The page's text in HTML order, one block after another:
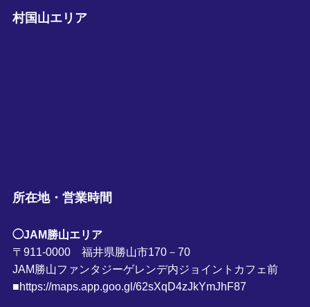
村国山エリア
所在地・営業時間
◯JAM勝山エリア
〒911-0000 福井県勝山市170－70
JAM勝山ファンタジーゲレンデ内ジョイントカフェ前
■https://maps.app.goo.gl/62sXqD4zJkYmJhF87